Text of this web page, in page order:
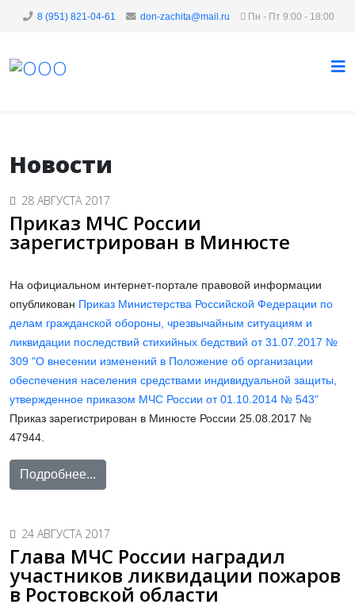
8 (951) 821-04-61 don-zachita@mail.ru Пн - Пт 9:00 - 18:00
Новости
28 АВГУСТА 2017
Приказ МЧС России
зарегистрирован в Минюсте
На официальном интернет-портале правовой информации
опубликован Приказ Министерства Российской Федерации по
делам гражданской обороны, чрезвычайным ситуациям и
ликвидации последствий стихийных бедствий от 31.07.2017 №
309 "О внесении изменений в Положение об организации
обеспечения населения средствами индивидуальной защиты,
утвержденное приказом МЧС России от 01.10.2014 № 543"
Приказ зарегистрирован в Минюсте России 25.08.2017 №
47944.
Подробнее...
24 АВГУСТА 2017
Глава МЧС России наградил
участников ликвидации пожаров
в Ростовской области